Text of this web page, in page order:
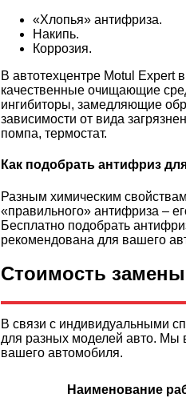
«Хлопья» антифриза.
Накипь.
Коррозия.
В автотехцентре Motul Expert
качественные очищающие
ингибиторы, замедляющие
зависимости от вида
помпа, термостат.
Как подобрать антифриз
Разным химическим
«правильного» антифриза –
Бесплатно подобрать
рекомендована для вашего
Стоимость
В связи с индивидуальными
для разных моделей авто. Мы
вашего автомобиля.
Наименование